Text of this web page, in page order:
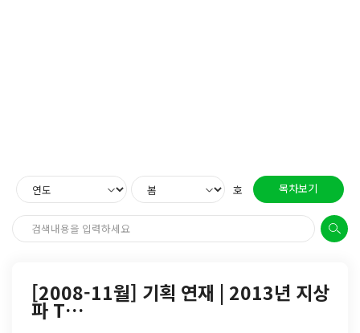
호 목차보기
[2008-11월] 기획 연재 | 2013년 지상
파 T…